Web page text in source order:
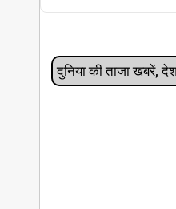
दुनिया की ताजा खबरें,